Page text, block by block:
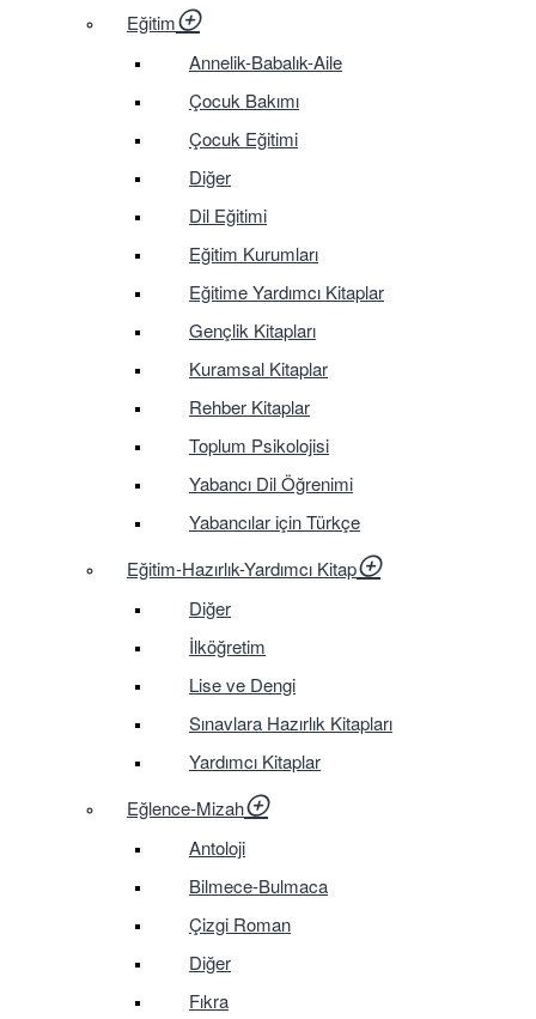
Eğitim
Annelik-Babalık-Aile
Çocuk Bakımı
Çocuk Eğitimi
Diğer
Dil Eğitimi
Eğitim Kurumları
Eğitime Yardımcı Kitaplar
Gençlik Kitapları
Kuramsal Kitaplar
Rehber Kitaplar
Toplum Psikolojisi
Yabancı Dil Öğrenimi
Yabancılar için Türkçe
Eğitim-Hazırlık-Yardımcı Kitap
Diğer
İlköğretim
Lise ve Dengi
Sınavlara Hazırlık Kitapları
Yardımcı Kitaplar
Eğlence-Mizah
Antoloji
Bilmece-Bulmaca
Çizgi Roman
Diğer
Fıkra